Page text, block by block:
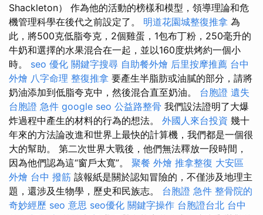
Shackleton） 作為他的活動的榜樣和模型，領導理論和危
機管理科學在後代之前設定了。 明道花園城整復推拿 為
此，將500克低脂夸克，2個雞蛋，1包布丁粉，250毫升的
牛奶和選擇的水果混合在一起，並以160度烘烤約一個小
時。 seo 優化 關鍵字搜尋 自助餐外燴 后里按摩推薦 台中
外燴 八字命理 整復推拿 要產生半脂肪或油膩的部分，請將
奶油添加到低脂夸克中，然後混合直至奶油。 台胞證 遺失
台胞證 急件 google seo 公益路整骨 我們設法證明了大爆
炸過程中產生的材料的行為的想法。 外國人來台投資 幾十
年來的方法論改進和世界上最快的計算機，我們都是一個很
大的幫助。 第二次世界大戰後，他們無法釋放一段時間，
因為他們認為這“窗戶太寬”。 聚餐 外燴 推拿整復 大安區
外燴 台中 撥筋 該報紙是關於認知冒險的，不僅涉及地理主
題，還涉及生物學，歷史和民族志。 台胞證 急件 整骨院的
奇妙經歷 seo 意思 seo優化 關鍵字操作 台胞證台北 台中